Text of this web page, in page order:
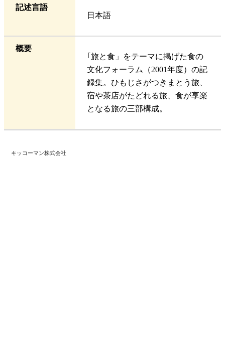
記述言語
日本語
概要
｢旅と食」をテーマに掲げた食の
文化フォーラム（2001年度）の記
録集。ひもじさがつきまとう旅、
宿や茶店がたどれる旅、食が享楽
となる旅の三部構成。
キッコーマン株式会社